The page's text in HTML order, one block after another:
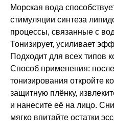
Морская вода
стимуляции синтеза
процессы, связанные с
Тонизирует, усиливает
Подходит для всех типов
Способ применения:
тонизирования откройте
защитную плёнку,
и нанесите её на лицо.
мягко впитайте остатки